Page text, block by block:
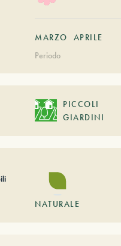
MARZO
APRILE
Periodo
PICCOLI
GIARDINI
NATURALE